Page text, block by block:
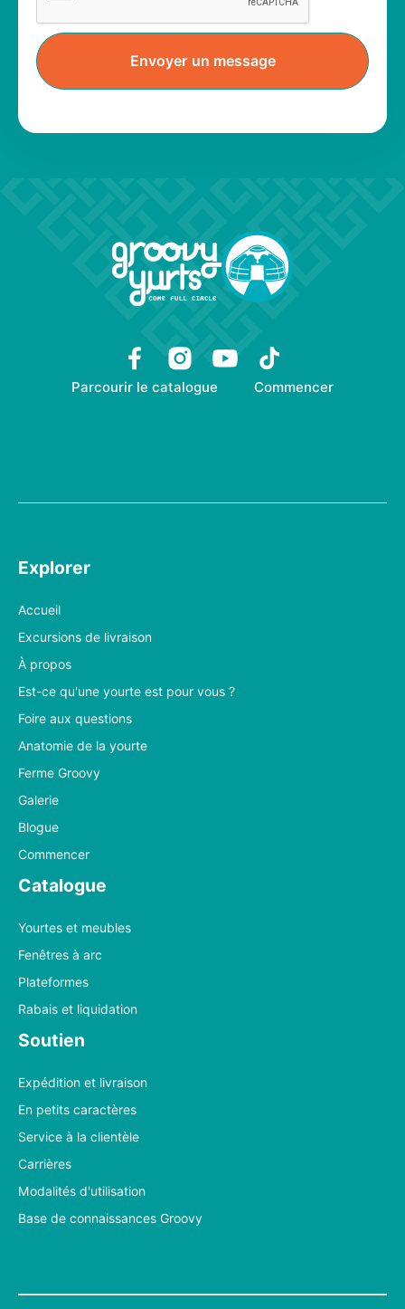
Parcourir le catalogue Commencer
Explorer
Accueil
Excursions de livraison
À propos
Est-ce qu'une yourte est pour vous ?
Foire aux questions
Anatomie de la yourte
Ferme Groovy
Galerie
Blogue
Commencer
Catalogue
Yourtes et meubles
Fenêtres à arc
Plateformes
Rabais et liquidation
Soutien
Expédition et livraison
En petits caractères
Service à la clientèle
Carrières
Modalités d'utilisation
Base de connaissances Groovy